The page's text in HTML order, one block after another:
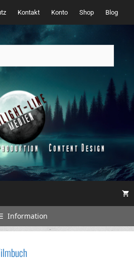
Kontakt Konto Shop Blog
Information